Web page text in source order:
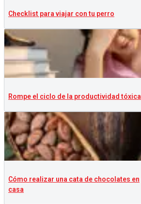
Checklist para viajar con tu perro
Rompe el ciclo de la productividad tóxica
Cómo realizar una cata de chocolates en
casa